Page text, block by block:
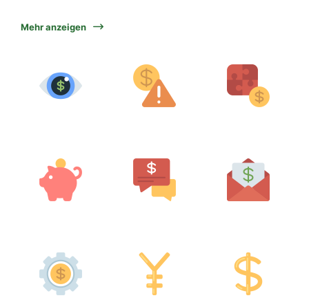
Mehr anzeigen